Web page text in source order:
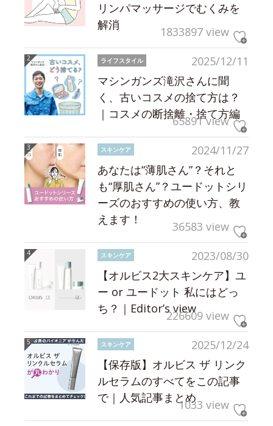
リンパマッサージでむくみを
解消
1833897 view
2025/12/11
ライフスタイル
マシンガンズ滝沢さんに聞
く、古いコスメの捨て方は？
｜コスメの断捨離・捨て方編
65891 view
2024/11/27
スキンケア
あなたは“薄肌さん”？それと
も“厚肌さん”？ユードットシリ
ーズのおすすめの使い方、教
えます！
36583 view
2023/08/30
スキンケア
【オルビス2大スキンケア】ユ
ー or ユードット 私にはどっ
ち？｜Editor’s view226609 view
2025/12/24
スキンケア
【保存版】オルビス ザ リンク
ルセラムのすべてをこの記事
で｜人気記事まとめ1033 view